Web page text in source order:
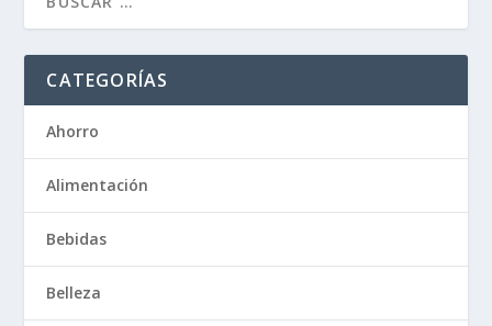
CATEGORÍAS
Ahorro
Alimentación
Bebidas
Belleza